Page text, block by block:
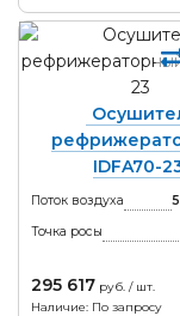
IDFA70-
Поток воздуха
Точка росы
295 617 руб. / шт.
Наличие: По запросу